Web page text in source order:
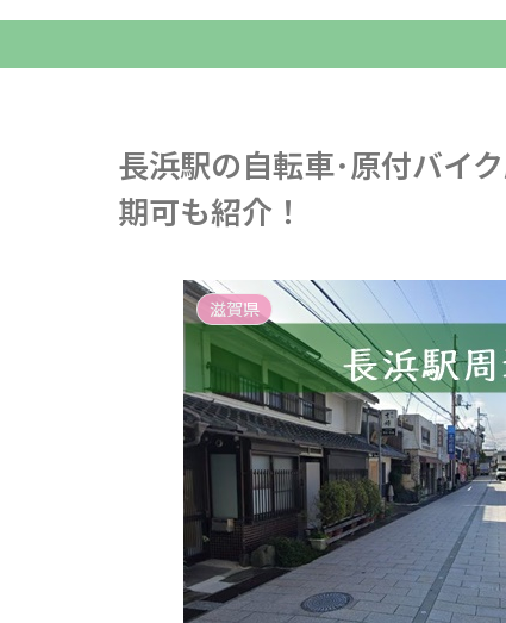
長浜駅の自転車･原付バイ
期可も紹介！
滋賀県